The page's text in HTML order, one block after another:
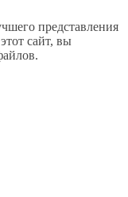
представления
сайт, вы